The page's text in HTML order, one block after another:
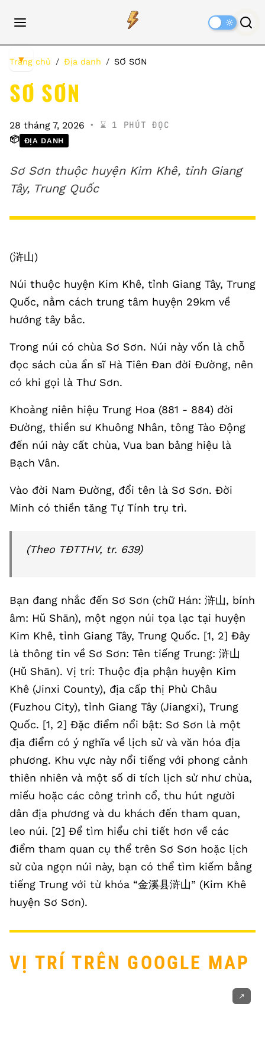
Trang chủ Địa danh SƠ SƠN
SƠ SƠN
28 tháng 7, 2026 ⌛️ 1 PHÚT ĐỌC
📦 ĐỊA DANH
Sơ Sơn thuộc huyện Kim Khê, tỉnh Giang
Tây, Trung Quốc
(浒山)
Núi thuộc huyện Kim Khê, tỉnh Giang Tây, Trung
Quốc, nằm cách trung tâm huyện 29km về
hướng tây bắc.
Trong núi có chùa Sơ Sơn. Núi này vốn là chỗ
đọc sách của ẩn sĩ Hà Tiên Đan đời Đường, nên
có khi gọi là Thư Sơn.
Khoảng niên hiệu Trung Hoa (881 - 884) đời
Đường, thiền sư Khuông Nhân, tông Tào Động
đến núi này cất chùa, Vua ban bảng hiệu là
Bạch Vân.
Vào đời Nam Đường, đổi tên là Sơ Sơn. Đời
Minh có thiền tăng Tự Tính trụ trì.
(Theo TĐTTHV, tr. 639)
Bạn đang nhắc đến Sơ Sơn (chữ Hán: 浒山, bính
âm: Hǔ Shān), một ngọn núi tọa lạc tại huyện
Kim Khê, tỉnh Giang Tây, Trung Quốc. [1, 2] Đây
là thông tin về Sơ Sơn: Tên tiếng Trung: 浒山
(Hǔ Shān). Vị trí: Thuộc địa phận huyện Kim
Khê (Jinxi County), địa cấp thị Phủ Châu
(Fuzhou City), tỉnh Giang Tây (Jiangxi), Trung
Quốc. [1, 2] Đặc điểm nổi bật: Sơ Sơn là một
địa điểm có ý nghĩa về lịch sử và văn hóa địa
phương. Khu vực này nổi tiếng với phong cảnh
thiên nhiên và một số di tích lịch sử như chùa,
miếu hoặc các công trình cổ, thu hút người
dân địa phương và du khách đến tham quan,
leo núi. [2] Để tìm hiểu chi tiết hơn về các
điểm tham quan cụ thể trên Sơ Sơn hoặc lịch
sử của ngọn núi này, bạn có thể tìm kiếm bằng
tiếng Trung với từ khóa “金溪县浒山” (Kim Khê
huyện Sơ Sơn).
VỊ TRÍ TRÊN GOOGLE MAP
↗️
▼